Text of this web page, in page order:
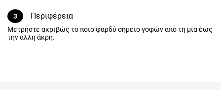
3 Περιφέρεια
Μετρήστε ακριβώς το ποιο φαρδύ σημείο γοφών από τη μία έως
την άλλη άκρη.